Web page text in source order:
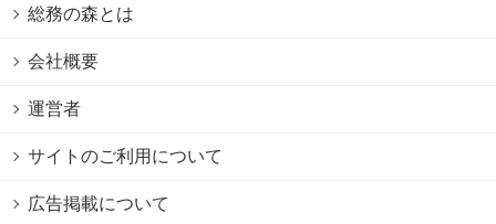
総務の森とは
会社概要
運営者
サイトのご利用について
広告掲載について